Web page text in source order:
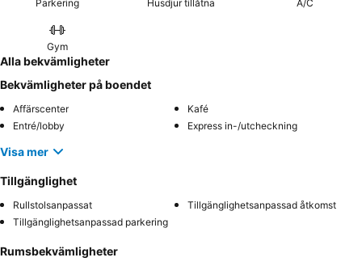
Parkering Husdjur tillåtna A/C
Gym
Alla bekvämligheter
Bekvämligheter på boendet
Affärscenter
Kafé
Entré/lobby
Express in-/utcheckning
Visa mer
Tillgänglighet
Rullstolsanpassat
Tillgänglighetsanpassad åtkomst
Tillgänglighetsanpassad parkering
Rumsbekvämligheter